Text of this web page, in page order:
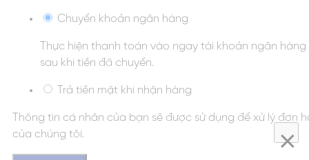
×
Chuyển khoản ngân hàng
Thực hiện thanh toán vào ngay tài khoản ngân
sau khi tiền đã chuyển.
Trả tiền mặt khi nhận hàng
Thông tin cá nhân của bạn sẽ được sử dụng để xử lý
của chúng tôi.